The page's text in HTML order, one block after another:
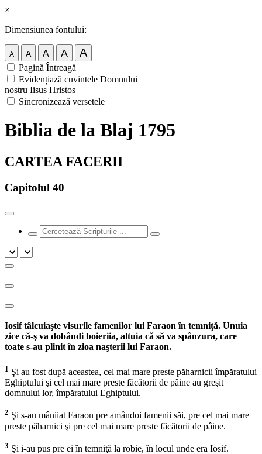
×
Dimensiunea fontului:
A A A A A
Pagină Întreagă
Evidențiază cuvintele Domnului
nostru Iisus Hristos
Sincronizează versetele
Biblia de la Blaj 1795
CARTEA FACERII
Capitolul 40
Iosif tâlcuiaşte visurile famenilor lui Faraon în temniţă. Unuia
zice că-ş va dobândi boieriia, altuia că să va spânzura, care
toate s-au plinit în zioa naşterii lui Faraon.
1 Şi au fost după aceastea, cel mai mare preste păharnicii împăratului
Eghiptului şi cel mai mare preste făcătorii de pâine au greşit
domnului lor, împăratului Eghiptului.
2 Şi s-au mâniiat Faraon pre amândoi famenii săi, pre cel mai mare
preste păharnici şi pre cel mai mare preste făcătorii de pâine.
3 Şi i-au pus pre ei în temniţă la robie, în locul unde era Iosif.